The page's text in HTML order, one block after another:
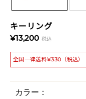
キーリング
¥13,200 税込
全国一律送料¥330（税込）
カラー：